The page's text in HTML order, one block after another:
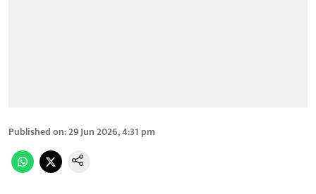
Published on:29 Jun 2026, 4:31 pm